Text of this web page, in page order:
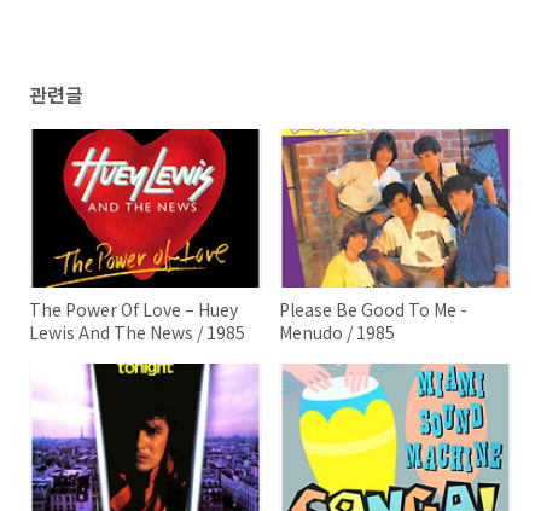
관련글
The Power Of Love – Huey
Lewis And The News / 1985
Please Be Good To Me -
Menudo / 1985